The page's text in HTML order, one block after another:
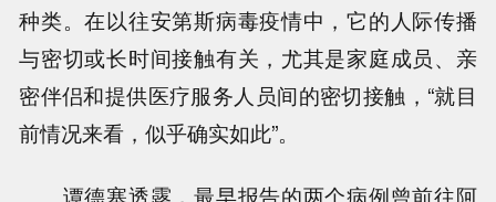
种类。在以往安第斯病毒疫情中，它的人际传播
与密切或长时间接触有关，尤其是家庭成员、亲
密伴侣和提供医疗服务人员间的密切接触，“就目
前情况来看，似乎确实如此”。
谭德塞透露，最早报告的两个病例曾前往阿